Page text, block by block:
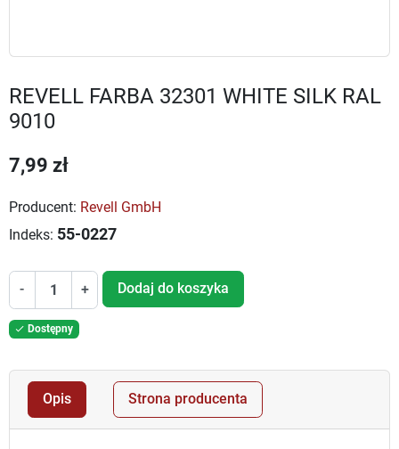
REVELL FARBA 32301 WHITE SILK RAL
9010
7,99 zł
Producent: Revell GmbH
Indeks: 55-0227
- + Dodaj do koszyka
 Dostępny
Opis Strona producenta